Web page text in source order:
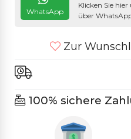
WhatsApp
Klicken Sie
über
Zur
100% sichere